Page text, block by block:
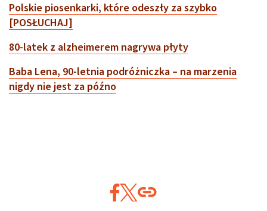
Polskie piosenkarki, które odeszły za szybko
[POSŁUCHAJ]
80-latek z alzheimerem nagrywa płyty
Baba Lena, 90-letnia podróżniczka – na marzenia
nigdy nie jest za późno